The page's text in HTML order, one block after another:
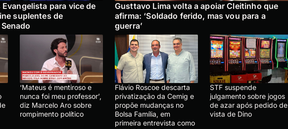
para vice de
suplentes de
Gusttavo Lima volta a apoiar Cleitinho que
afirma: ‘Soldado ferido, mas vou para a
guerra’
‘Mateus é mentiroso e
nunca foi meu professor’,
diz Marcelo Aro sobre
rompimento político
Flávio Roscoe descarta
privatização da Cemig e
propõe mudanças no
Bolsa Família, em
primeira entrevista como
STF suspende
julgamento sobre jogos
de azar após pedido de
vista de Dino